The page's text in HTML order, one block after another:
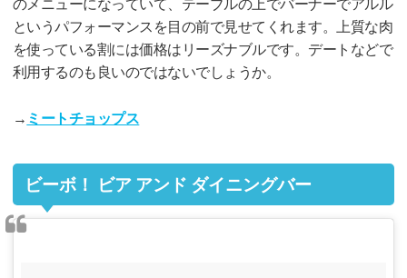
のメニューになっていて、テーブルの上でバーナーでアルル
というパフォーマンスを目の前で見せてくれます。上質な肉
を使っている割には価格はリーズナブルです。デートなどで
利用するのも良いのではないでしょうか。
→ ミートチョップス
ビーボ！ ビア アンド ダイニングバー